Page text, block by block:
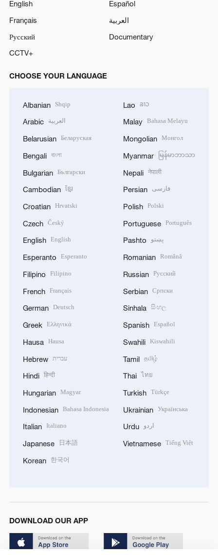
English
Español
Français
العربية
Русский
Documentary
CCTV+
CHOOSE YOUR LANGUAGE
Albanian Shqip
Arabic العربية
Belarusian Беларуская
Bengali বাংলা
Bulgarian Български
Cambodian ខ្មែរ
Croatian Hrvatski
Czech Český
English English
Esperanto Esperanto
Filipino Filipino
French Français
German Deutsch
Greek Ελληνικά
Hausa Hausa
Hebrew עברית
Hindi हिन्दी
Hungarian Magyar
Indonesian Bahasa Indonesia
Italian Italiano
Japanese 日本語
Korean 한국어
Lao ລາວ
Malay Bahasa Melayu
Mongolian Монгол
Myanmar မြန်မာဘာသာ
Nepali नेपाली
Persian فارسی
Polish Polski
Portuguese Português
Pashto پښتو
Romanian Română
Russian Русский
Serbian Српски
Sinhala සිංහල
Spanish Español
Swahili Kiswahili
Tamil தமிழ்
Thai ไทย
Turkish Türkçe
Ukrainian Українська
Urdu اردو
Vietnamese Tiếng Việt
DOWNLOAD OUR APP